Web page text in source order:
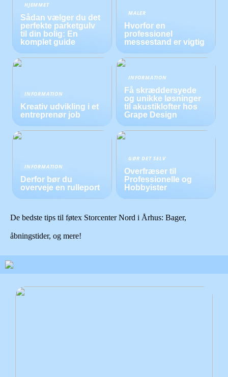
HJEMMET
Sådan vælger du det
perfekte parketgulv
til din bolig: En
komplet guide
MALER
Hvorfor en
professionel
messestand er vigtig
INFORMATION
Kreativ udvikling i et
entreprenør job
INFORMATION
Få skræddersyede
og unikke løsninger
til akustiklofter hos
Grape Design
INFORMATION
Derfor bør du
overveje en rulleport
GØR DET SELV
Overfræser til
Professionelle og
Hobbyister
De bedste tips til føtex Storcenter Nord i Århus: Bager,
åbningstider, og mere!